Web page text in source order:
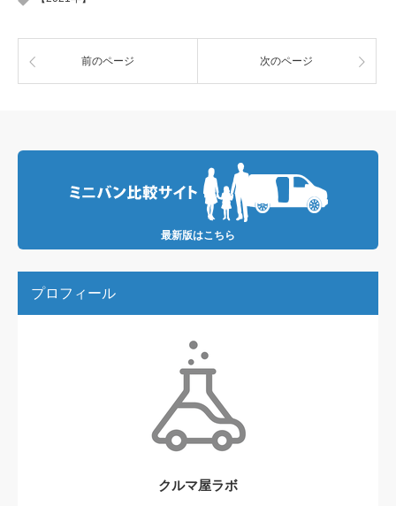
前のページ 次のページ
最新版はこちら
プロフィール
クルマ屋ラボ